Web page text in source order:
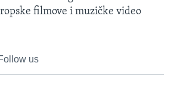
filmove i muzičke video
us